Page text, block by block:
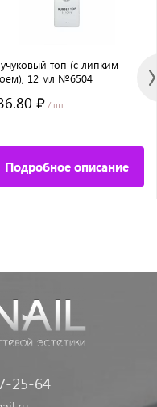
топ (с липким
12 мл №6504
₽ / шт
Подробное описание
25-64